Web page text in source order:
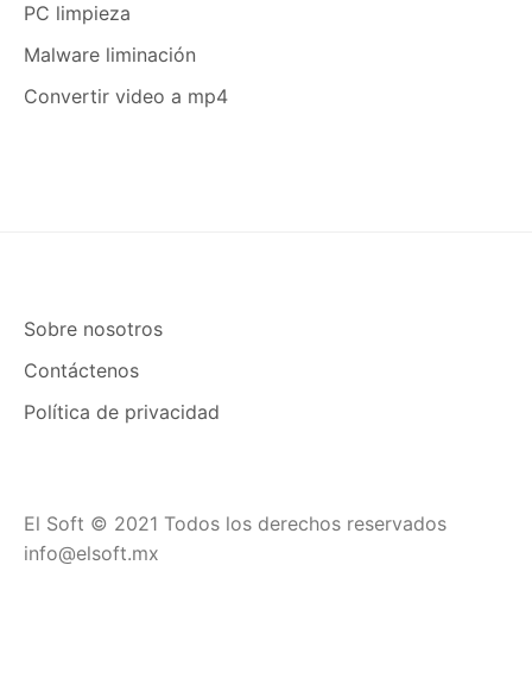
PC limpieza
Malware liminación
Convertir video a mp4
Sobre nosotros
Contáctenos
Política de privacidad
El Soft © 2021 Todos los derechos reservados
info@elsoft.mx